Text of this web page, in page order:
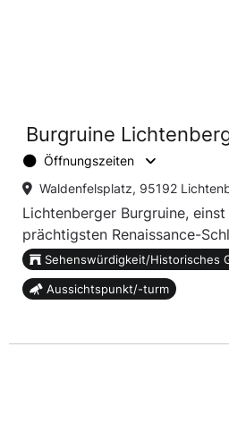
Burgruine
Öffnungszeiten
Waldenfelsplatz, 95192
Lichtenberger Burgruine,
prächtigsten Renaissance-
Sehenswürdigkeit/Historisches
Aussichtspunkt/-turm